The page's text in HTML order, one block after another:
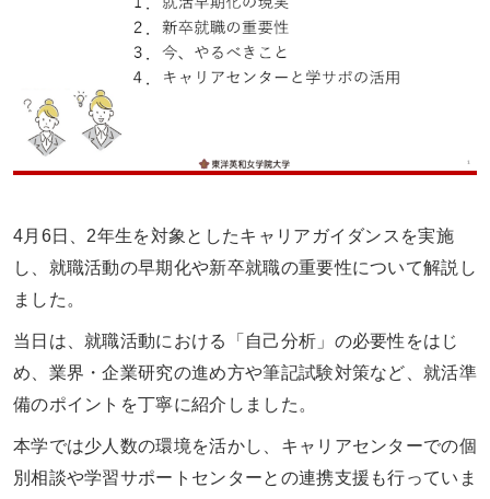
4月6日、2年生を対象としたキャリアガイダンスを実施
し、就職活動の早期化や新卒就職の重要性について解説し
ました。
当日は、就職活動における「自己分析」の必要性をはじ
め、業界・企業研究の進め方や筆記試験対策など、就活準
備のポイントを丁寧に紹介しました。
本学では少人数の環境を活かし、キャリアセンターでの個
別相談や学習サポートセンターとの連携支援も行っていま